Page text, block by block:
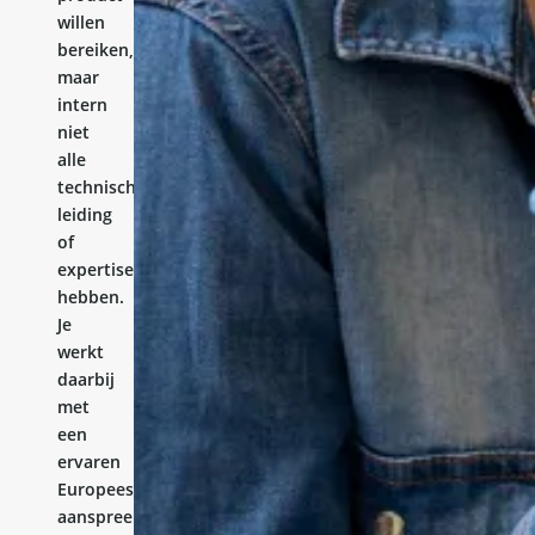
willen
bereiken,
maar
intern
niet
alle
technische
leiding
of
expertise
hebben.
Je
werkt
daarbij
met
een
ervaren
Europees
aanspreekpunt.